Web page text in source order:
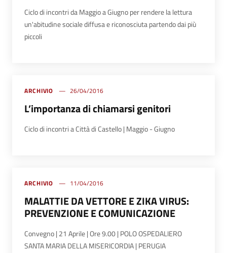
Ciclo di incontri da Maggio a Giugno per rendere la lettura
un'abitudine sociale diffusa e riconosciuta partendo dai più
piccoli
ARCHIVIO 26/04/2016
L’importanza di chiamarsi genitori
Ciclo di incontri a Città di Castello | Maggio - Giugno
ARCHIVIO 11/04/2016
MALATTIE DA VETTORE E ZIKA VIRUS:
PREVENZIONE E COMUNICAZIONE
Convegno | 21 Aprile | Ore 9.00 | POLO OSPEDALIERO
SANTA MARIA DELLA MISERICORDIA | PERUGIA